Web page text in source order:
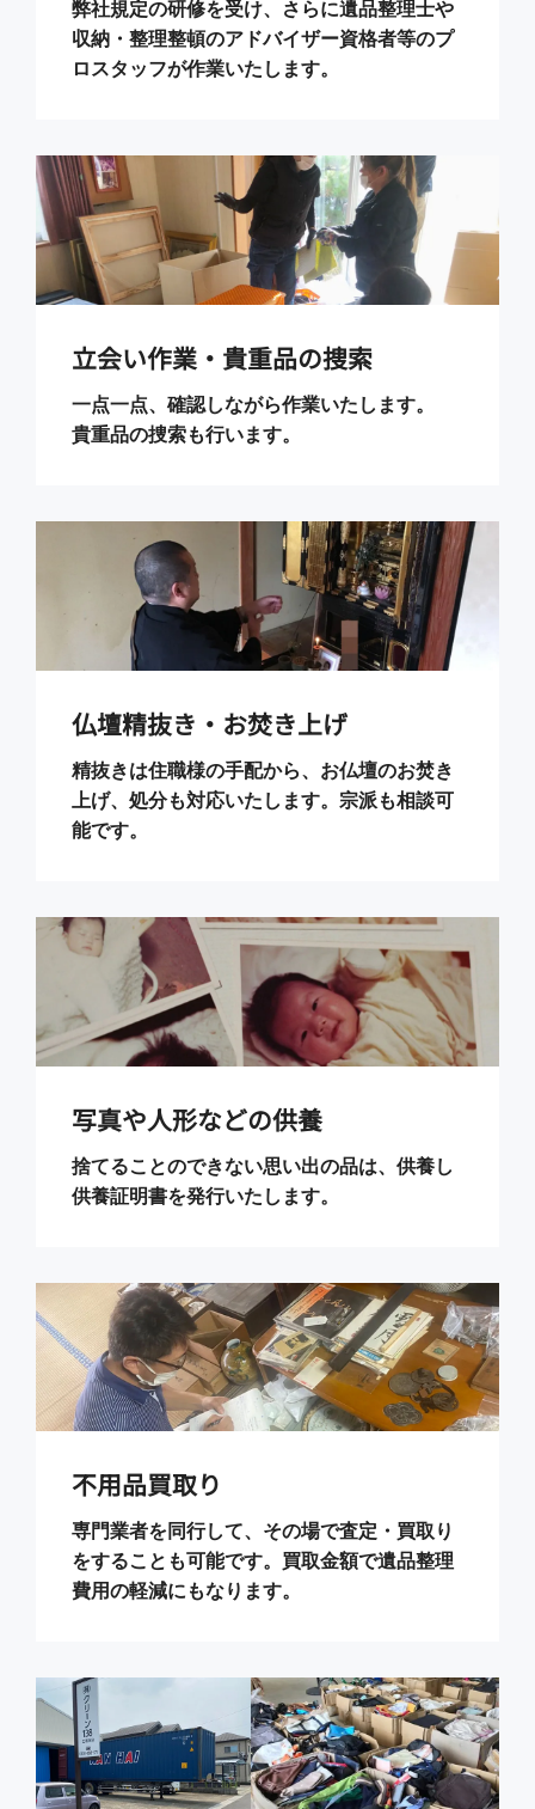
弊社規定の研修を受け、さらに遺品整理士や
収納・整理整頓のアドバイザー資格者等のプ
ロスタッフが作業いたします。
立会い作業・貴重品の捜索
一点一点、確認しながら作業いたします。
貴重品の捜索も行います。
仏壇精抜き・お焚き上げ
精抜きは住職様の手配から、お仏壇のお焚き
上げ、処分も対応いたします。宗派も相談可
能です。
写真や人形などの供養
捨てることのできない思い出の品は、供養し
供養証明書を発行いたします。
不用品買取り
専門業者を同行して、その場で査定・買取り
をすることも可能です。買取金額で遺品整理
費用の軽減にもなります。